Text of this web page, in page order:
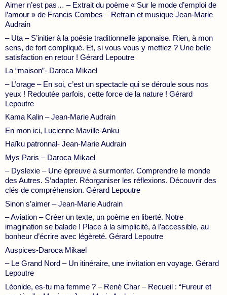
Aimer n’est pas… – Extrait du poème « Sur le mode d’emploi de
l’amour » de Francis Combes – Refrain et musique Jean-Marie
Audrain
– Uta – S’initier à la poésie traditionnelle japonaise. Rien, à mon
sens, de fort compliqué. Et, si vous vous y mettiez ? Une belle
satisfaction en retour ! Gérard Lepoutre
La “maison”- Daroca Mikael
– L’orage – En soi, c’est un spectacle qui se déroule sous nos
yeux ! Redoutée parfois, cette force de la nature ! Gérard
Lepoutre
Kama Kalin – Jean-Marie Audrain
En mon ici, Lucienne Maville-Anku
Haïku patronnal- Jean-Marie Audrain
Mys Paris – Daroca Mikael
– Dyslexie – Une épreuve à surmonter. Comprendre le monde
des Autres. S’adapter. Réorganiser les réflexions. Découvrir des
clés de compréhension. Gérard Lepoutre
Sinon s’aimer – Jean-Marie Audrain
– Aviation – Créer un texte, un poème en liberté. Notre
imagination se balade ! Place à la simplicité, à l’accessible, au
bonheur d’écrire avec légèreté. Gérard Lepoutre
Auspices-Daroca Mikael
– Le Grand Nord – Un itinéraire, une invitation en voyage. Gérard
Lepoutre
Léonide, es-tu ma femme ? – René Char – Recueil : “Fureur et